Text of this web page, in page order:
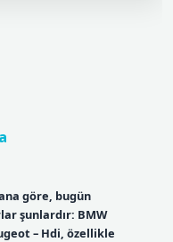
göre, bugün
şunlardır: BMW
– Hdi, özellikle